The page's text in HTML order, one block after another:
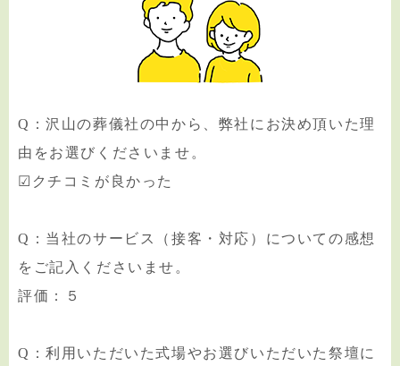
Q：沢山の葬儀社の中から、弊社にお決め頂いた理
由をお選びくださいませ。
☑クチコミが良かった
Q：当社のサービス（接客・対応）についての感想
をご記入くださいませ。
評価：５
Q：利用いただいた式場やお選びいただいた祭壇に